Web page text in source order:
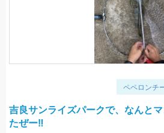
ペペロンチ
吉良サンライズパークで、なんと
たぜー‼️